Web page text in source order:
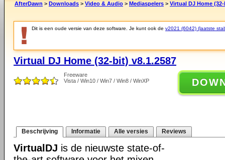
AfterDawn > Downloads > Video & Audio > Mediaspelers > Virtual DJ Home
Dit is een oude versie van deze software. Je kunt ook de v2021 (6042) (laatste
Virtual DJ Home (32-bit) v8.1.2587
Freeware
Vista / Win10 / Win7 / Win8 / WinXP
Beschrijving Informatie Alle versies Reviews
VirtualDJ is de nieuwste state-of-